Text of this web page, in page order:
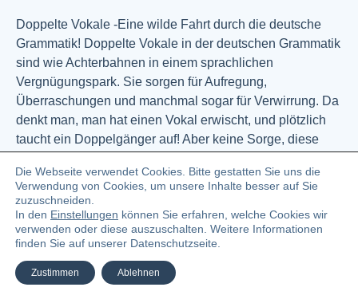
Doppelte Vokale -Eine wilde Fahrt durch die deutsche
Grammatik! Doppelte Vokale in der deutschen Grammatik
sind wie Achterbahnen in einem sprachlichen
Vergnügungspark. Sie sorgen für Aufregung,
Überraschungen und manchmal sogar für Verwirrung. Da
denkt man, man hat einen Vokal erwischt, und plötzlich
taucht ein Doppelgänger auf! Aber keine Sorge, diese
Weiterlesen
© 2023 Angelika Zündel Bloggerin und Buchautorin
Die Webseite verwendet Cookies. Bitte gestatten Sie uns die
Verwendung von Cookies, um unsere Inhalte besser auf Sie
zuzuschneiden.
In den Einstellungen können Sie erfahren, welche Cookies wir
verwenden oder diese auszuschalten. Weitere Informationen
finden Sie auf unserer Datenschutzseite.
Zustimmen Ablehnen